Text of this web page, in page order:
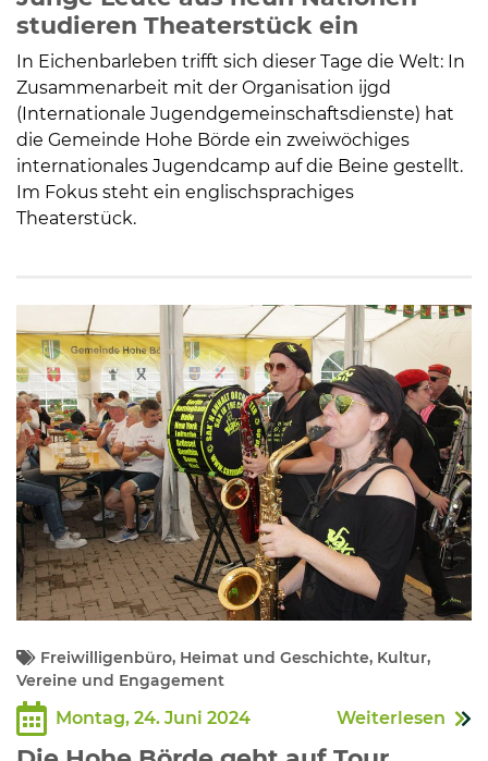
studieren Theaterstück ein
In Eichenbarleben trifft sich dieser Tage die Welt: In
Zusammenarbeit mit der Organisation ijgd
(Internationale Jugendgemeinschaftsdienste) hat
die Gemeinde Hohe Börde ein zweiwöchiges
internationales Jugendcamp auf die Beine gestellt.
Im Fokus steht ein englischsprachiges
Theaterstück.
Freiwilligenbüro, Heimat und Geschichte, Kultur,
Vereine und Engagement
Montag, 24. Juni 2024 Weiterlesen